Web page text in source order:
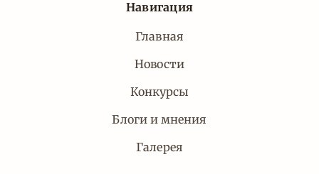
Навигация
Главная
Новости
Конкурсы
Блоги и мнения
Галерея